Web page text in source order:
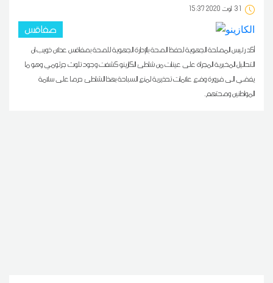
31 15:37 2020 أوت
صفاقس
أكد رئيس المصلحة الجهوية لحفظ الصحة بالإدارة الجهوية للصحة بصفاقس عدلان ذويب ان
التحاليل المخبرية المجراة على عينات من شاطئ الكازينو كشفت وجود تلوث جرثومي وهو ما
يفضي الى ضرورة وضع علامات تحذيرية لمنع السباحة بهذا الشاطئ حرصا على سلامة
المواطنين وصحتهم.